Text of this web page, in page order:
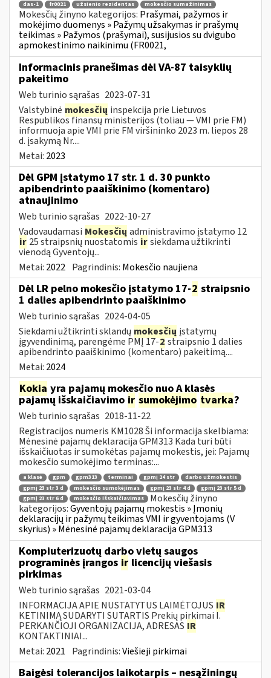
das-1 fr0021 užsienio rezidentas mokesčio sumažinimas
Mokesčių žinyno kategorijos: Prašymai, pažymos ir
mokėjimo duomenys » Pažymų užsakymas ir prašymų
teikimas » Pažymos (prašymai), susijusios su dvigubo
apmokestinimo naikinimu (FR0021,
Informacinis pranešimas dėl VA-87 taisyklių
pakeitimo
Web turinio sąrašas 2023-07-31
Valstybinė mokesčių inspekcija prie Lietuvos
Respublikos finansų ministerijos (toliau ― VMI prie FM)
informuoja apie VMI prie FM viršininko 2023 m. liepos 28
d. įsakymą Nr....
Metai: 2023
Dėl GPM įstatymo 17 str. 1 d. 30 punkto
apibendrinto paaiškinimo (komentaro)
atnaujinimo
Web turinio sąrašas 2022-10-27
Vadovaudamasi Mokesčių administravimo įstatymo 12
ir 25 straipsnių nuostatomis irsiekdama užtikrinti
vienodą Gyventojų...
Metai: 2022 Pagrindinis: Mokesčio naujiena
Dėl LR pelno mokesčio įstatymo 17-2 straipsnio
1 dalies apibendrinto paaiškinimo
Web turinio sąrašas 2024-04-05
Siekdami užtikrinti sklandų mokesčių įstatymų
įgyvendinimą, parengėme PMĮ 17-2straipsnio 1 dalies
apibendrinto paaiškinimo (komentaro) pakeitimą....
Metai: 2024
Kokia yra pajamų mokesčio nuo A klasės
pajamų išskaičiavimo ir sumokėjimo tvarka?
Web turinio sąrašas 2018-11-22
Registracijos numeris KM1028 Ši informacija skelbiama:
Mėnesinė pajamų deklaracija GPM313 Kada turi būti
išskaičiuotas ir sumokėtas pajamų mokestis, jei: Pajamų
mokesčio sumokėjimo terminas:...
a klasė gpm gpm313 terminai gpmį 24 str
darbo užmokestis
gpmį 23 str 3 d
mokesčio sumokėjimas gpmį 23 str 4 d
gpmį 23 str 5 d
gpmį 23 str 6 d
mokesčio išskaičiavimas
Mokesčių žinyno
kategorijos:Gyventojų pajamų mokestis » Įmonių
deklaracijų ir pažymų teikimas VMI ir gyventojams (V
skyrius) » Mėnesinė pajamų deklaracija GPM313
Kompiuterizuotų darbo vietų saugos
programinės įrangos ir licencijų viešasis
pirkimas
Web turinio sąrašas 2021-03-04
INFORMACIJA APIE NUSTATYTUS LAIMĖTOJUS IR
KETINIMĄ SUDARYTI SUTARTIS Prekių pirkimai I.
PERKANČIOJI ORGANIZACIJA, ADRESAS IR
KONTAKTINIAI...
Metai: 2021 Pagrindinis:Viešieji pirkimai
Baigėsi tolerancijos laikotarpis – nesąžiningų